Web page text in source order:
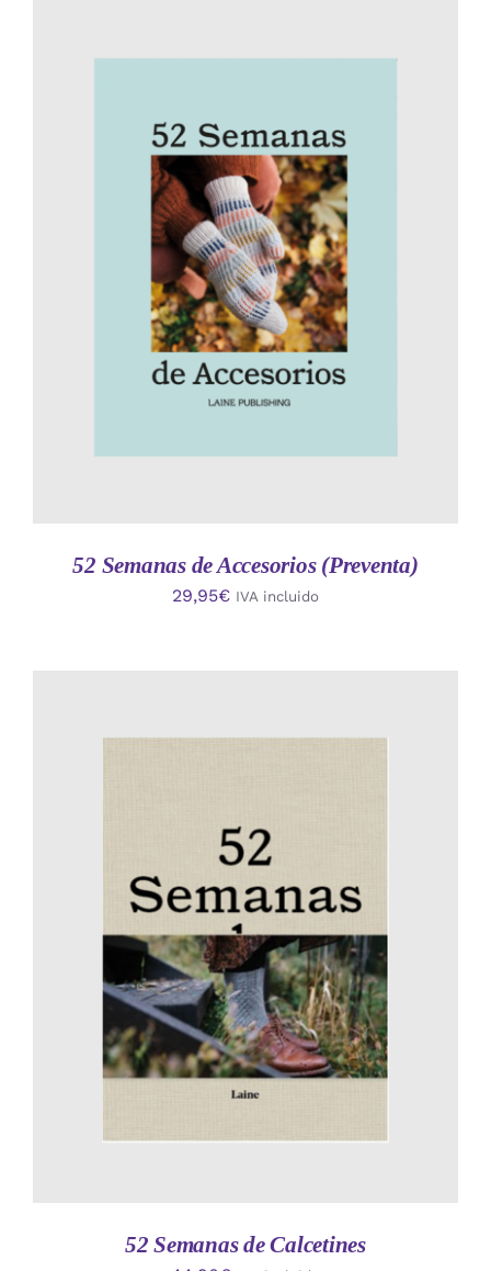
AÑADIR AL CARRITO
/
52 Semanas de Accesorios (Preventa)
29,95€ IVA incluido
AÑADIR AL CARRITO
/
DETALLES
52 Semanas de Calcetines